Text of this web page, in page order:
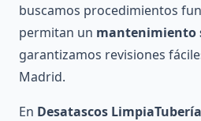
buscamos procedimientos
permitan un mantenimiento
garantizamos revisiones
Madrid.
En Desatascos